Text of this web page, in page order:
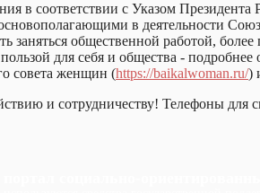
в соответствии с Указом
в деятельности
заняться общественной работой,
для себя и общества -
совета женщин (https://baikalwoman.ru/)
и сотрудничеству! Телефоны для